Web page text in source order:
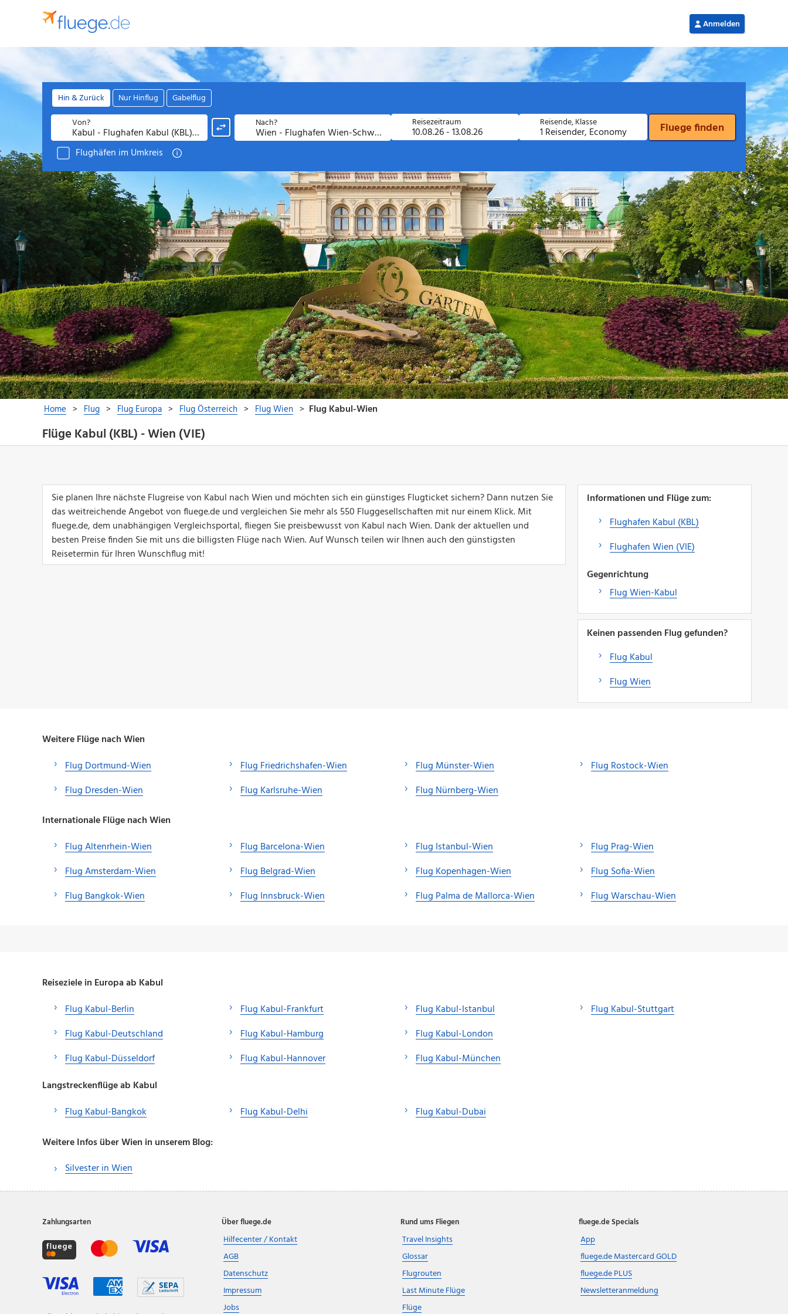
Flüge Kabul (KBL) - Wien (VIE)
Sie planen Ihre nächste Flugreise von Kabul nach Wien und möchten sich ein günstiges Flugticket sichern? Dann nutzen Sie
das weitreichende Angebot von fluege.de und vergleichen Sie mehr als 550 Fluggesellschaften mit nur einem Klick. Mit
fluege.de, dem unabhängigen Vergleichsportal, fliegen Sie preisbewusst von Kabul nach Wien. Dank der aktuellen und
besten Preise finden Sie mit uns die billigsten Flüge nach Wien. Auf Wunsch teilen wir Ihnen auch den günstigsten
Reisetermin für Ihren Wunschflug mit!
Informationen und Flüge zum:
Flughafen Kabul (KBL)
Flughafen Wien (VIE)
Gegenrichtung
Flug Wien-Kabul
Keinen passenden Flug gefunden?
Flug Kabul
Flug Wien
Weitere Flüge nach Wien
Flug Dortmund-Wien
Flug Dresden-Wien
Flug Friedrichshafen-Wien
Flug Karlsruhe-Wien
Flug Münster-Wien
Flug Nürnberg-Wien
Flug Rostock-Wien
Internationale Flüge nach Wien
Flug Altenrhein-Wien
Flug Amsterdam-Wien
Flug Bangkok-Wien
Flug Barcelona-Wien
Flug Belgrad-Wien
Flug Innsbruck-Wien
Flug Istanbul-Wien
Flug Kopenhagen-Wien
Flug Palma de Mallorca-Wien
Flug Prag-Wien
Flug Sofia-Wien
Flug Warschau-Wien
Reiseziele in Europa ab Kabul
Flug Kabul-Berlin
Flug Kabul-Deutschland
Flug Kabul-Düsseldorf
Flug Kabul-Frankfurt
Flug Kabul-Hamburg
Flug Kabul-Hannover
Flug Kabul-Istanbul
Flug Kabul-London
Flug Kabul-München
Flug Kabul-Stuttgart
Langstreckenflüge ab Kabul
Flug Kabul-Bangkok
Flug Kabul-Delhi
Flug Kabul-Dubai
Weitere Infos über Wien in unserem Blog:
Silvester in Wien